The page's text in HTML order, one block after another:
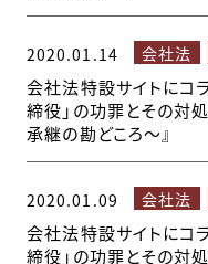
2020.01.14 会社法
会社法特設サイトにコ
締役」の功罪とその対
承継の勘どころ～』
2020.01.09 会社法
会社法特設サイトにコ
締役」の功罪とその対